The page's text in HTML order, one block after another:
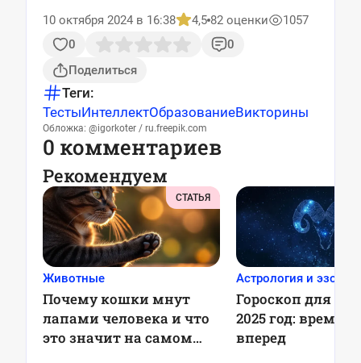
10 октября 2024 в 16:38 4,5 82 оценки
1057
0
0
Поделиться
Теги:
ТестыИнтеллектОбразованиеВикторины
Обложка: @igorkoter / ru.freepik.com
0 комментариев
Рекомендуем
СТАТЬЯ
Животные
Почему кошки мнут
лапами человека и что
это значит на самом
Астрология и
Гороскоп для
2025 год: время
вперед